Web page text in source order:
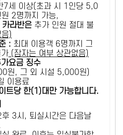
7세 이상(초과 시 1인당 5,0
2명까지 가능,
반은 추가 인원 절대 불
)
: ​최대 이용객 6명까지 그
(잠자는 여부 상관없음)
요금 징수
원, 그 외 시설 5,000원)
이용료
트당 한(1)대만 가능합니다.
3시, 퇴실시간은 다음날